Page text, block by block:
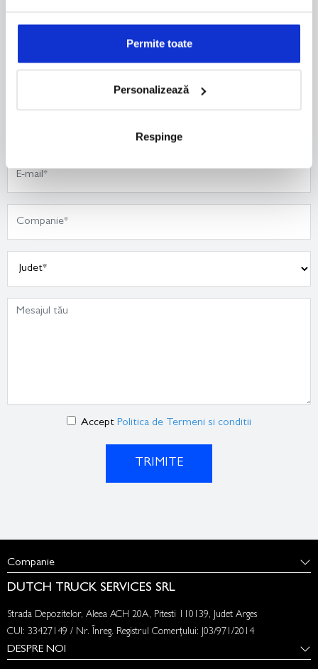
Permite toate
Personalizează
Respinge
Accept Politica de Termeni si conditii
TRIMITE
Companie
DUTCH TRUCK SERVICES SRL
Strada Depozitelor, Aleea ACH 20A, Pitesti 110139, Judet Arges
CUI: 33427149 / Nr. Înreg. Registrul Comerțului: J03/971/2014
DESPRE NOI